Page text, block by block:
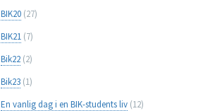
BIK20(27)
BIK21(7)
Bik22(2)
Bik23(1)
En vanlig dag i en BIK-students liv(12)